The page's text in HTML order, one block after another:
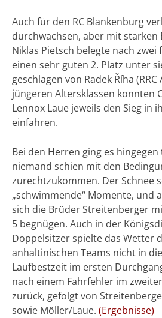
Auch für den RC Blankenburg
durchwachsen, aber mit starken
Niklas Pietsch belegte nach
einen sehr guten 2. Platz unter
geschlagen von Radek Říha
jüngeren Altersklassen konnten
Lennox Laue jeweils den Sieg in
einfahren.
Bei den Herren ging es
niemand schien mit den
zurechtzukommen. Der Schnee
„schwimmende“ Momente, und
sich die Brüder Streitenberger
5 begnügen. Auch in der
Doppelsitzer spielte das Wetter
anhaltinischen Teams nicht in
Laufbestzeit im ersten
nach einem Fahrfehler im
zurück, gefolgt von
sowie Möller/Laue. (Ergebnisse)